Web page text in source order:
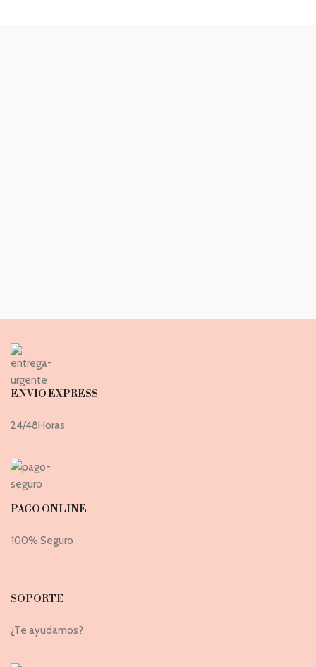
ENVIO EXPRESS
24/48Horas
PAGO ONLINE
100% Seguro
SOPORTE
¿Te ayudamos?